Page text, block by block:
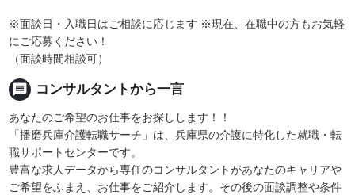
※面談日・入職日はご相談に応じます ※現在、在職中の方もお気軽
にご応募ください！
（面談時間相談可）
message コンサルタントから一言
あなたのご希望のお仕事をお探しします！！
「播磨兵庫介護転職サーチ」は、兵庫県の介護に特化した就職・転
職サポートセンターです。
豊富な求人データから専任のコンサルタントがあなたのキャリアや
ご希望をふまえ、お仕事をご紹介します。その後の面談調整や条件